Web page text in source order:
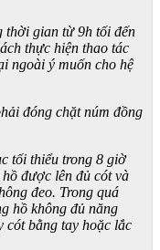
thời gian từ 9h tối đến
thực hiện thao tác
ngoài ý muốn cho hệ
đóng chặt núm đồng
tối thiểu trong 8 giờ
được lên đủ cót và
đeo. Trong quá
hồ không đủ năng
cót bằng tay hoặc lắc